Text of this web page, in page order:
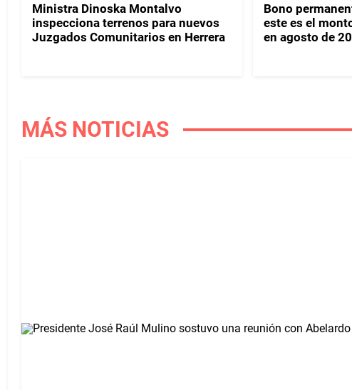
Ministra Dinoska Montalvo
inspecciona terrenos para nuevos
Juzgados Comunitarios en Herrera
Bono
este es el
en agosto de
MÁS NOTICIAS